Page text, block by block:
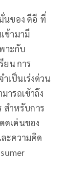
นของ ดีอี ที่
ข้ามามี
าะกับ
ยน การ
เป็นเร่งด่วน
รถเข้าถึง
สำหรับการ
ดเด่นของ
ะความคิด